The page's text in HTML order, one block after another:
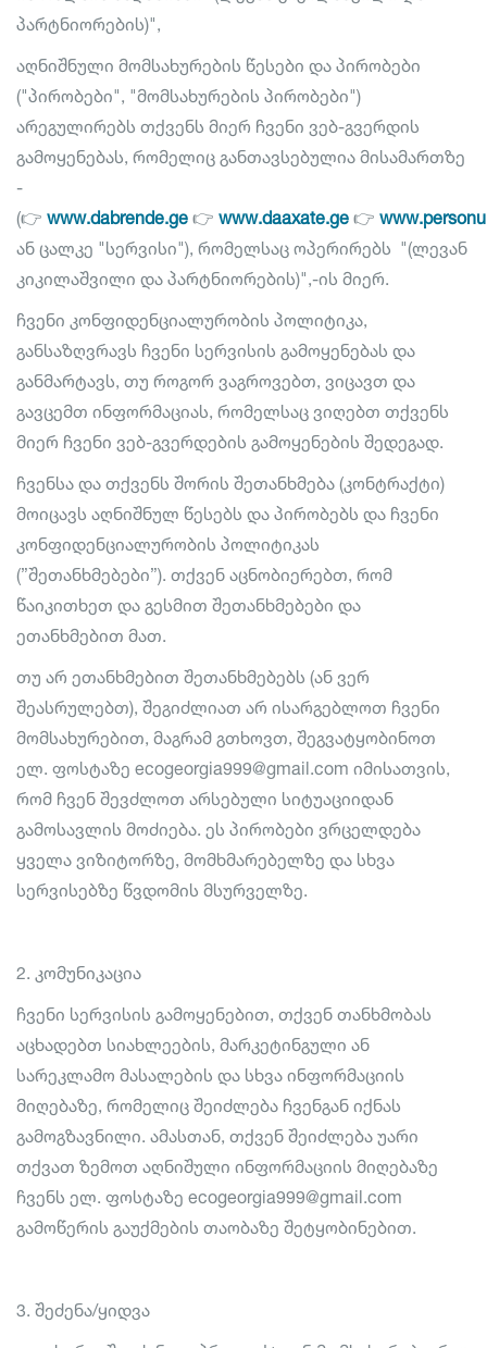
პარტნიორების)",
აღნიშნული მომსახურების წესები და პირობები
("პირობები", "მომსახურების პირობები")
არეგულირებს თქვენს მიერ ჩვენი ვებ-გვერდის
გამოყენებას, რომელიც განთავსებულია მისამართზე
-
(👉 www.dabrende.ge 👉 www.daaxate.ge 👉
ან ცალკე "სერვისი"), რომელსაც ოპერირებს "(ლევან
კიკილაშვილი და პარტნიორების)",-ის მიერ.
ჩვენი კონფიდენციალურობის პოლიტიკა,
განსაზღვრავს ჩვენი სერვისის გამოყენებას და
განმარტავს, თუ როგორ ვაგროვებთ, ვიცავთ და
გავცემთ ინფორმაციას, რომელსაც ვიღებთ თქვენს
მიერ ჩვენი ვებ-გვერდების გამოყენების შედეგად.
ჩვენსა და თქვენს შორის შეთანხმება (კონტრაქტი)
მოიცავს აღნიშნულ წესებს და პირობებს და ჩვენი
კონფიდენციალურობის პოლიტიკას
(”შეთანხმებები”). თქვენ აცნობიერებთ, რომ
წაიკითხეთ და გესმით შეთანხმებები და
ეთანხმებით მათ.
თუ არ ეთანხმებით შეთანხმებებს (ან ვერ
შეასრულებთ), შეგიძლიათ არ ისარგებლოთ ჩვენი
მომსახურებით, მაგრამ გთხოვთ, შეგვატყობინოთ
ელ. ფოსტაზე ecogeorgia999@gmail.com იმისათვის,
რომ ჩვენ შევძლოთ არსებული სიტუაციიდან
გამოსავლის მოძიება. ეს პირობები ვრცელდება
ყველა ვიზიტორზე, მომხმარებელზე და სხვა
სერვისებზე წვდომის მსურველზე.
2. კომუნიკაცია
ჩვენი სერვისის გამოყენებით, თქვენ თანხმობას
აცხადებთ სიახლეების, მარკეტინგული ან
სარეკლამო მასალების და სხვა ინფორმაციის
მიღებაზე, რომელიც შეიძლება ჩვენგან იქნას
გამოგზავნილი. ამასთან, თქვენ შეიძლება უარი
თქვათ ზემოთ აღნიშული ინფორმაციის მიღებაზე
ჩვენს ელ. ფოსტაზე ecogeorgia999@gmail.com
გამოწერის გაუქმების თაობაზე შეტყობინებით.
3. შეძენა/ყიდვა